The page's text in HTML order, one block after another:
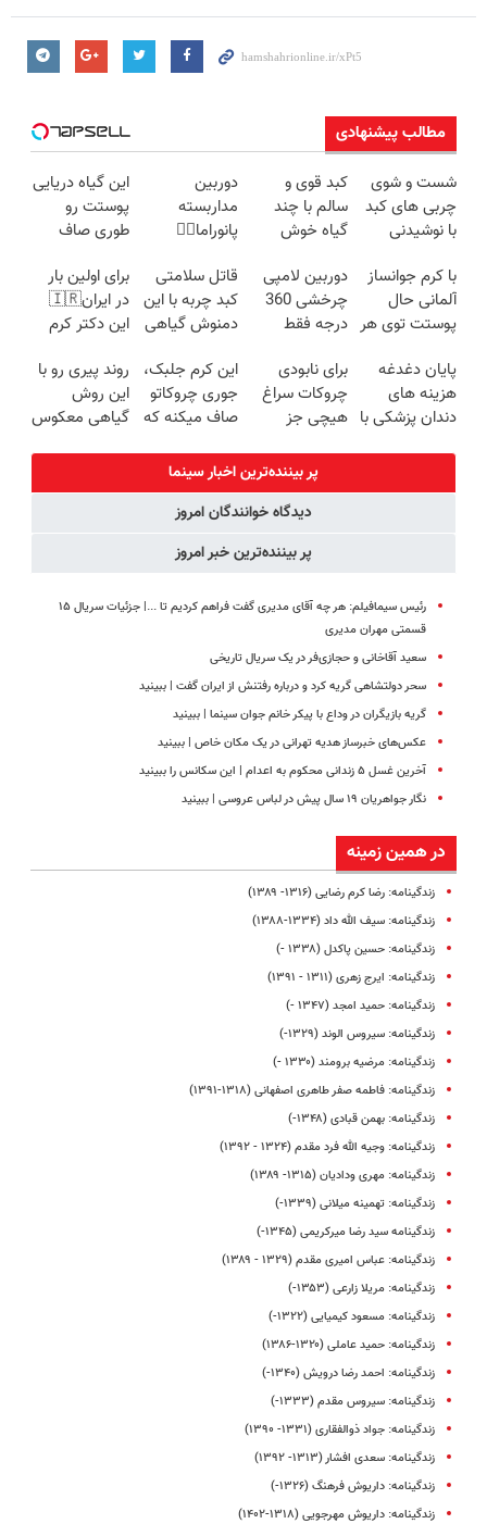
مطالب پیشنهادی
شست و شوی
چربی های کبد
با نوشیدنی
کبد قوی و
سالم با چند
گیاه خوش
دوربین
مداربسته
پانوراما👈🏻
360°و سازگار با
اندروید و ios
این گیاه دریایی
پوستت رو
طوری صاف
20سال جوون
شدی🔥
با کرم جوانساز
آلمانی حال
پوستت توی هر
خوبه۴۵٪تخفیف
دوربین لامپی
چرخشی 360
درجه فقط
🔥 پرداخت
درب منزل
قاتل سلامتی
کبد چربه با این
دمنوش گیاهی
برای اولین بار
در ایران🇮🇷
این دکتر کرم
روزه ساخت!
پایان دغدغه
هزینه های
دندان پزشکی با
برای نابودی
چروکات سراغ
هیچی جز
نرو(تخفیف40%)
این کرم جلبک،
جوری چروکاتو
صاف میکنه که
کردی!(تخفیف
ویژه)
روند پیری رو با
این روش
گیاهی معکوس
پر بیننده‌ترین اخبار سینما
دیدگاه خوانندگان امروز
پر بیننده‌ترین خبر امروز
رئیس سیمافیلم: هر چه آقای مدیری گفت فراهم کردیم تا ...| جزئیات سریال ۱۵
قسمتی مهران مدیری
سعید آقاخانی و حجازی‌فر در یک سریال تاریخی
سحر دولتشاهی گریه کرد و درباره رفتنش از ایران گفت | ببینید
گریه بازیگران در وداع با پیکر خانم جوان سینما | ببینید
عکس‌های خبرساز هدیه تهرانی در یک مکان خاص | ببینید
آخرین غسل ۵ زندانی محکوم به اعدام | این سکانس را ببینید
نگار جواهریان ۱۹ سال پیش در لباس عروسی | ببینید
در همین زمینه
زندگینامه: رضا کرم‌ رضایی (۱۳۱۶- ۱۳۸۹)
زندگینامه: سیف الله داد (۱۳۳۴-۱۳۸۸)
زندگینامه: حسین پاکدل (۱۳۳۸ -)
زندگینامه: ایرج زهری (۱۳۱۱ - ۱۳۹۱)
زندگینامه: حمید امجد (۱۳۴۷ -)
زندگینامه: سیروس الوند (۱۳۲۹-)
زندگینامه: مرضیه برومند (۱۳۳۰ -)
زندگینامه: فاطمه صفر طاهری اصفهانی (۱۳۱۸-۱۳۹۱)
زندگینامه: بهمن قبادی (۱۳۴۸-)
زندگینامه: وجیه‌ الله فرد مقدم (۱۳۲۴ - ۱۳۹۲)
زندگینامه: مهری ودادیان (۱۳۱۵- ۱۳۸۹)
زندگینامه: تهمینه میلانی (۱۳۳۹-)
زندگینامه سید رضا میرکریمی (۱۳۴۵-)
زندگینامه: عباس امیری مقدم (۱۳۲۹ - ۱۳۸۹)
زندگینامه: مریلا زارعی (۱۳۵۳-)
زندگینامه: مسعود کیمیایی (۱۳۲۲-)
زندگینامه: حمید عاملی (۱۳۲۰-۱۳۸۶)
زندگینامه: احمد رضا درویش (۱۳۴۰-)
زندگینامه: سیروس مقدم (۱۳۳۳-)
زندگینامه: جواد ذوالفقاری (۱۳۳۱- ۱۳۹۰)
زندگینامه: سعدی افشار (۱۳۱۳- ۱۳۹۲)
زندگینامه: داریوش فرهنگ (۱۳۲۶-)
زندگینامه: داریوش مهرجویی (۱۳۱۸-۱۴۰۲)